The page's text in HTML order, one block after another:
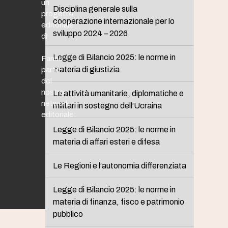
Disciplina generale sulla
cooperazione internazionale per lo
sviluppo 2024 – 2026
Legge di Bilancio 2025: le norme in
materia di giustizia
Le attività umanitarie, diplomatiche e
militari in sostegno dell’Ucraina
Legge di Bilancio 2025: le norme in
materia di affari esteri e difesa
Le Regioni e l’autonomia differenziata
Legge di Bilancio 2025: le norme in
materia di finanza, fisco e patrimonio
pubblico
un
progetto
editoriale
di
Fanno
parte
del
nostro
network
editoriale: